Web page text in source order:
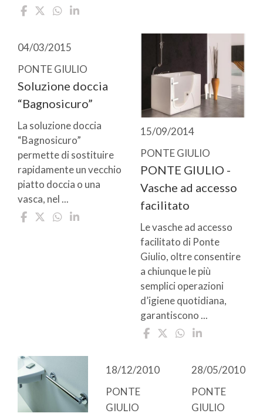
04/03/2015
PONTE GIULIO
Soluzione doccia
“Bagnosicuro”
La soluzione doccia
“Bagnosicuro”
permette di sostituire
rapidamente un vecchio
piatto doccia o una
vasca, nel ...
15/09/2014
PONTE GIULIO
PONTE GIULIO -
Vasche ad accesso
facilitato
Le vasche ad accesso
facilitato di Ponte
Giulio, oltre consentire
a chiunque le più
semplici operazioni
d’igiene quotidiana,
garantiscono ...
18/12/2010
PONTE
GIULIO
28/05/2010
PONTE
GIULIO